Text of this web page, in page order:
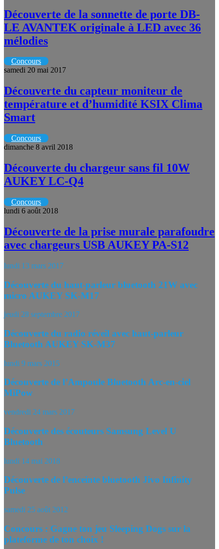
Découverte de la sonnette de porte DB-
LE AVANTEK originale à LED avec 36
mélodies
Concours
samedi 20 mai 2017
Découverte du capteur moniteur de
température et d’humidité KSIX Clima
Smart
Concours
dimanche 8 avril 2018
Découverte du chargeur sans fil 10W
AUKEY LC-Q4
Concours
lundi 6 août 2018
Découverte de la prise murale parafoudre
avec chargeurs USB AUKEY PA-S12
lundi 13 mars 2017
Découverte du haut-parleur bluetooth 21W avec
micro AUKEY SK-M17
jeudi 28 septembre 2017
Découverte du radio réveil avec haut-parleur
Bluetooth AUKEY SK-M37
lundi 9 mars 2015
Découverte de l’Ampoule Bluetooth Arc-en-ciel
MiPow
vendredi 24 mars 2017
Découverte des écouteurs Samsung Level U
Bluetooth
lundi 14 mai 2018
Découverte de l’enceinte bluetooth Jivo Infinity
Pulse
samedi 25 août 2012
Concours : Gagne ton jeu Sleeping Dogs sur la
plateforme de ton choix !